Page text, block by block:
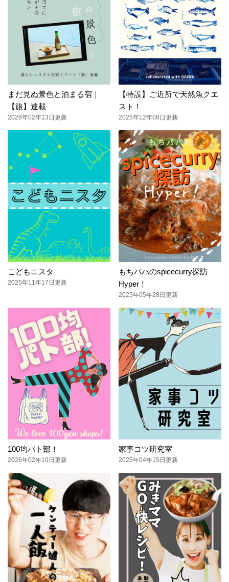
まだ見ぬ景色と泊まる宿｜
【旅】連載
2026年02年13日更新
【特設】ご近所で天然魚クエ
スト！
2025年12年08日更新
こどもニスタ
2025年11年17日更新
もちパパのspicecurry探訪
Hyper！
2025年05年28日更新
100均パト部！
2026年02年10日更新
家事コツ研究室
2025年04年15日更新